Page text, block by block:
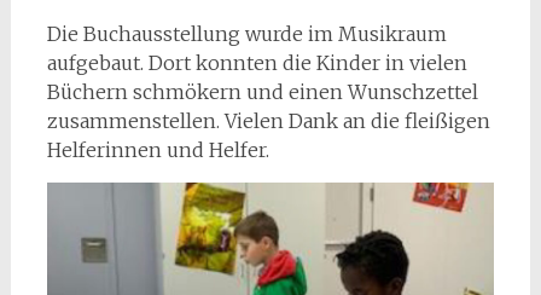
Die Buchausstellung wurde im Musikraum
aufgebaut. Dort konnten die Kinder in vielen
Büchern schmökern und einen Wunschzettel
zusammenstellen. Vielen Dank an die fleißigen
Helferinnen und Helfer.